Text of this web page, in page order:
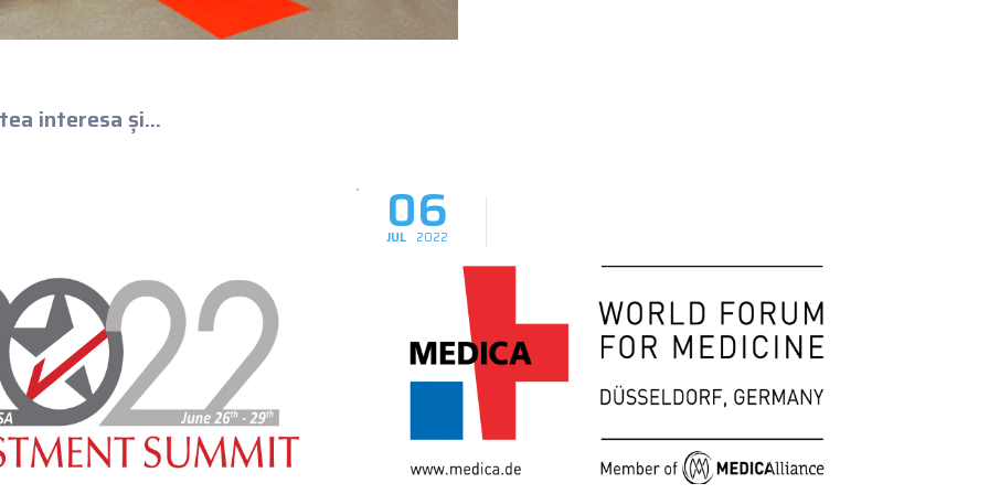
interesa și...
06
JUL 2022